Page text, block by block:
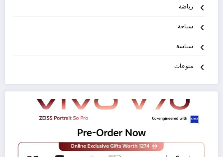
رياضة
سياحة
سياسة
منوعات